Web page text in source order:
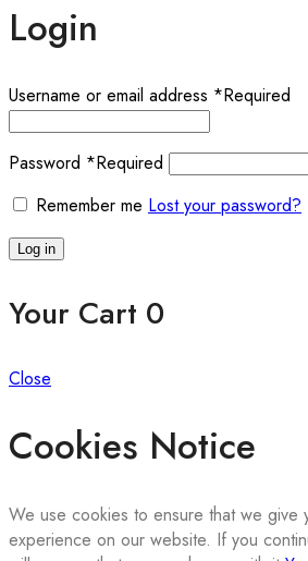
Login
Username or email address *Required
Password *Required
Remember me Lost your password?
Log in
Your Cart 0
Close
Cookies Notice
We use cookies to ensure that we give
experience on our website. If you